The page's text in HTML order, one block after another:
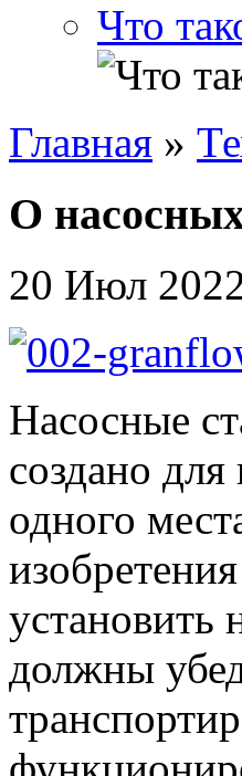
Что
Главная »
О
20 Июл
Насосные
создано
одного
установить
должны